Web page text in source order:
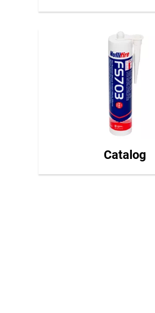
Catalog